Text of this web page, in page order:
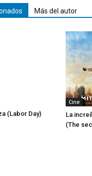
Más del autor
(Labor Day)
Cine
La
(The